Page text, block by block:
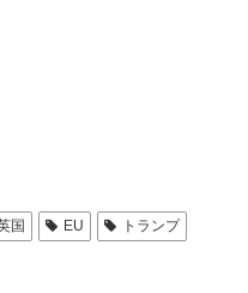
国 EU トランプ